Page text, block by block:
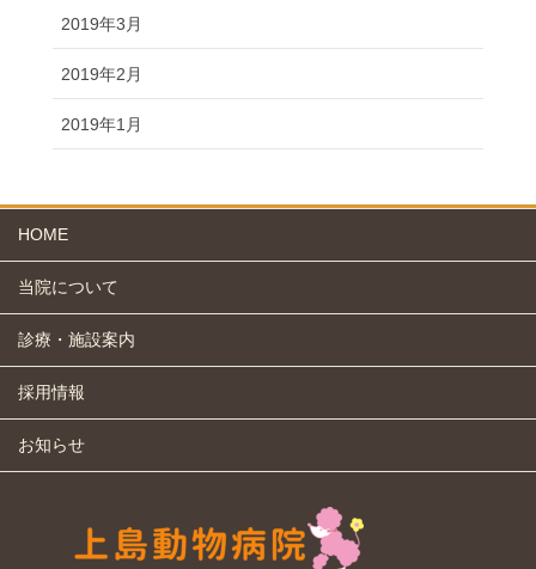
2019年3月
2019年2月
2019年1月
HOME
当院について
診療・施設案内
採用情報
お知らせ